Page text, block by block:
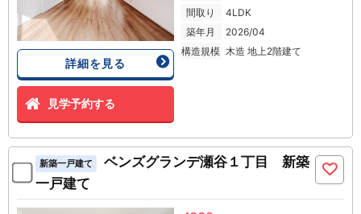
詳細を見る
見学予約する
間取り
4LDK
築年月
2026/04
構造規模 木造 地上2階建て
新築一戸建て
ベンズグランデ瀬谷１丁目 新築
一戸建て